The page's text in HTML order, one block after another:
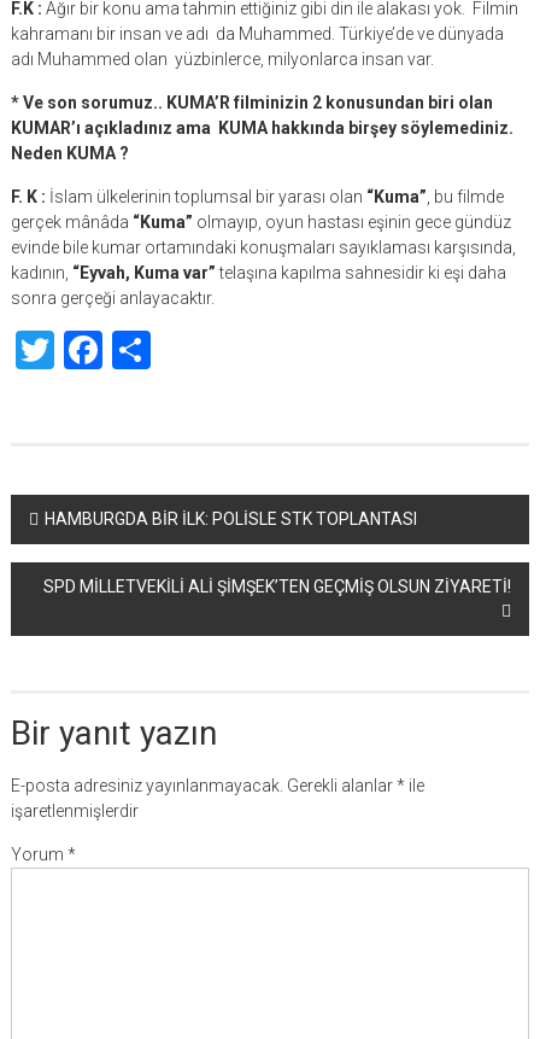
F.K : Ağır bir konu ama tahmin ettiğiniz gibi din ile alakası yok. Filmin
kahramanı bir insan ve adı da Muhammed. Türkiye’de ve dünyada
adı Muhammed olan yüzbinlerce, milyonlarca insan var.
* Ve son sorumuz.. KUMA’R filminizin 2 konusundan biri olan
KUMAR’ı açıkladınız ama KUMA hakkında birşey söylemediniz.
Neden KUMA ?
F. K : İslam ülkelerinin toplumsal bir yarası olan “Kuma” , bu filmde
gerçek mânâda “Kuma” olmayıp, oyun hastası eşinin gece gündüz
evinde bile kumar ortamındaki konuşmaları sayıklaması karşısında,
kadının, “Eyvah, Kuma var”telaşına kapılma sahnesidir ki eşi daha
sonra gerçeği anlayacaktır.
TwitterFacebook
Share
Yazı
dolaşımı
HAMBURGDA BİR İLK: POLİSLE STK TOPLANTASI
SPD MİLLETVEKİLİ ALİ ŞİMŞEK’TEN GEÇMİŞ OLSUN ZİYARETİ!
Bir yanıt yazın
E-posta adresiniz yayınlanmayacak. Gerekli alanlar*ile
işaretlenmişlerdir
Yorum *